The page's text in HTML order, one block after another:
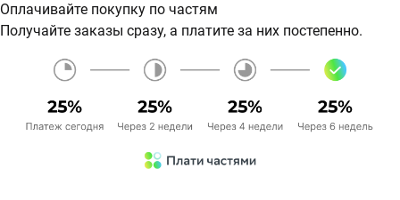
Оплачивайте покупку по частям
Получайте заказы сразу, а платите за них постепенно.